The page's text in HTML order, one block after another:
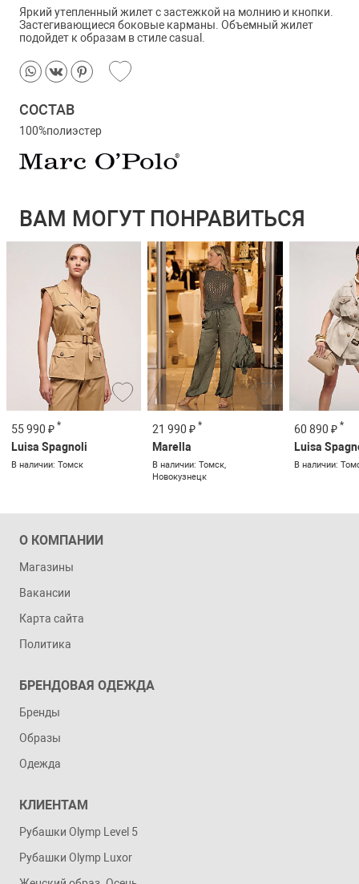
Яркий утепленный жилет с застежкой на молнию и кнопки.
Застегивающиеся боковые карманы. Объемный жилет
подойдет к образам в стиле casual.
СОСТАВ
100%полиэстер
ВАМ МОГУТ ПОНРАВИТЬСЯ
55 990 ₽ *
Luisa Spagnoli
В наличии: Томск
21 990 ₽ *
Marella
В наличии: Томск,
Новокузнецк
60 890 ₽ *
Luisa
В наличии:
О КОМПАНИИ
Магазины
Вакансии
Карта сайта
Политика
БРЕНДОВАЯ ОДЕЖДА
Бренды
Образы
Одежда
КЛИЕНТАМ
Рубашки Olymp Level 5
Рубашки Olymp Luxor